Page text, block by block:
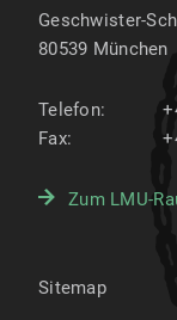
Geschwister-
80539 München
Telefon:
Fax:
Zum LMU-
Sitemap